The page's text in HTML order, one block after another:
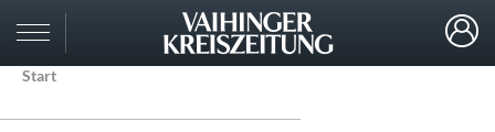
Start